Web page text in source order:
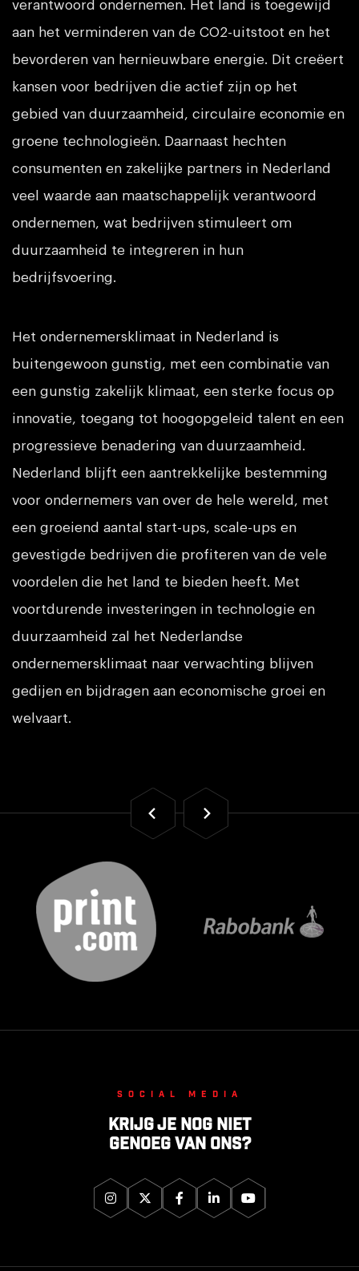
verantwoord ondernemen. Het land is toegewijd
aan het verminderen van de CO2-uitstoot en het
bevorderen van hernieuwbare energie. Dit creëert
kansen voor bedrijven die actief zijn op het
gebied van duurzaamheid, circulaire economie en
groene technologieën. Daarnaast hechten
consumenten en zakelijke partners in Nederland
veel waarde aan maatschappelijk verantwoord
ondernemen, wat bedrijven stimuleert om
duurzaamheid te integreren in hun
bedrijfsvoering.
Het ondernemersklimaat in Nederland is
buitengewoon gunstig, met een combinatie van
een gunstig zakelijk klimaat, een sterke focus op
innovatie, toegang tot hoogopgeleid talent en een
progressieve benadering van duurzaamheid.
Nederland blijft een aantrekkelijke bestemming
voor ondernemers van over de hele wereld, met
een groeiend aantal start-ups, scale-ups en
gevestigde bedrijven die profiteren van de vele
voordelen die het land te bieden heeft. Met
voortdurende investeringen in technologie en
duurzaamheid zal het Nederlandse
ondernemersklimaat naar verwachting blijven
gedijen en bijdragen aan economische groei en
welvaart.
Social media
Krijg je nog niet
genoeg van ons?